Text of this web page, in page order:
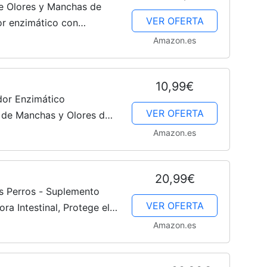
Cachorros
Olores y Manchas de
enzimático con
VER OFERTA
Amazon.es
Enzimático
Manchas y Olores de
10,99€
VER OFERTA
Amazon.es
Perros - Suplemento
Intestinal, Protege el
20,99€
VER OFERTA
Amazon.es